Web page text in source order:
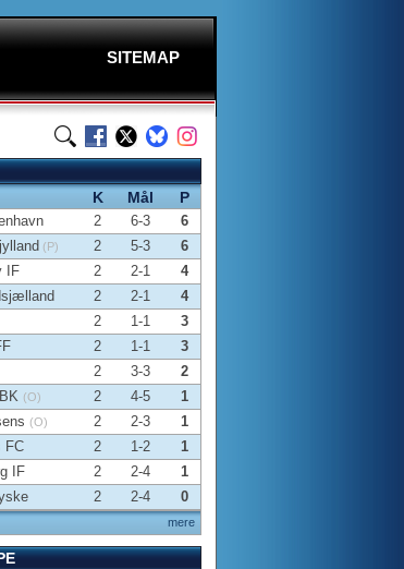
SITEMAP
K
Mål P
mere
2 6-3
6
(P) 2 5-3
6
IF 2 2-1
4
2 2-1
4
2 1-1
3
2 1-1
3
2 3-3
2
(O) 2 4-5
1
(O) 2 2-3
1
FC 2 1-2
1
IF 2 2-4
1
2 2-4 0